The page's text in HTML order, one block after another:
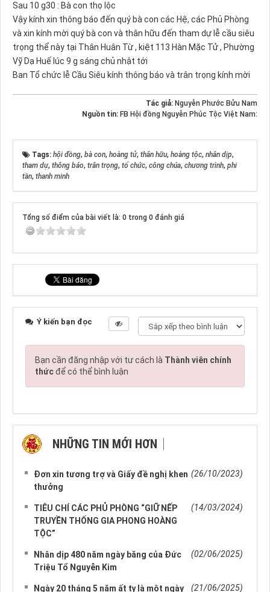
Sau 10 g30 : Bà con thọ lộc
Vậy kính xin thông báo đến quý bà con các Hệ, các Phủ Phòng
và xin kính mời quý bà con và thân hữu đến tham dự lễ cầu siêu
trọng thể này tại Thân Huân Từ , kiệt 113 Hàn Mặc Tử , Phường
Vỹ Dạ Huế lúc 9 g sáng chủ nhật tới
Ban Tổ chức lễ Cầu Siêu kính thông báo và trân trọng kính mời
Tác giả: Nguyễn Phước Bửu Nam
Nguồn tin: FB Hội đồng Nguyễn Phúc Tộc Việt Nam:
Tags: hội đồng, bà con, hoàng tử, thân hữu, hoàng tộc, nhân dịp,
tham dự, thông báo, trân trọng, tổ chức, công chúa, chương trình, phi
tần, thanh minh
Tổng số điểm của bài viết là: 0 trong 0 đánh giá
Ý kiến bạn đọc
Bạn cần đăng nhập với tư cách là Thành viên chính
thứcđể có thể bình luận
NHỮNG TIN MỚI HƠN
Đơn xin tương trợ và Giấy đề nghị khen
thưởng
(26/10/2023)
TIÊU CHÍ CÁC PHỦ PHÒNG “GIỮ NẾP
TRUYỀN THỐNG GIA PHONG HOÀNG
TỘC”
(14/03/2024)
Nhân dịp 480 năm ngày băng của Đức
Triệu Tổ Nguyễn Kim
(02/06/2025)
Ngày 20 tháng 5 năm ất tỵ là một ngày (21/06/2025)